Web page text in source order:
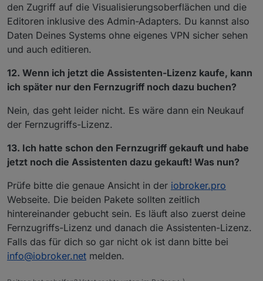
den Zugriff auf die Visualisierungsoberflächen und die
Editoren inklusive des Admin-Adapters. Du kannst also
Daten Deines Systems ohne eigenes VPN sicher sehen
und auch editieren.
12. Wenn ich jetzt die Assistenten-Lizenz kaufe, kann
ich später nur den Fernzugriff noch dazu buchen?
Nein, das geht leider nicht. Es wäre dann ein Neukauf
der Fernzugriffs-Lizenz.
13. Ich hatte schon den Fernzugriff gekauft und habe
jetzt noch die Assistenten dazu gekauft! Was nun?
Prüfe bitte die genaue Ansicht in der iobroker.pro
Webseite. Die beiden Pakete sollten zeitlich
hintereinander gebucht sein. Es läuft also zuerst deine
Fernzugriffs-Lizenz und danach die Assistenten-Lizenz.
Falls das für dich so gar nicht ok ist dann bitte bei
info@iobroker.net melden.